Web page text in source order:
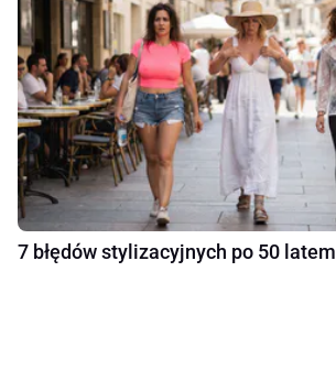
7 błędów stylizacyjnych po 50 latem